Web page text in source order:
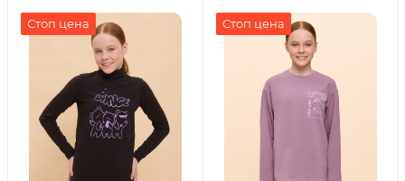
Стоп цена Стоп цена